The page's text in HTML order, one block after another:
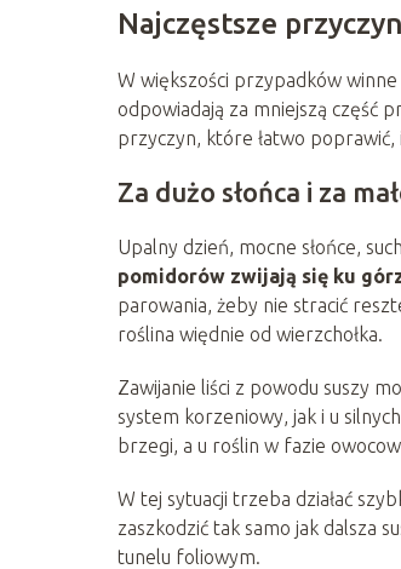
Najczęstsze
W większości przypadków
odpowiadają za mniejszą część
przyczyn, które łatwo
Za dużo słońca i za
Upalny dzień, mocne słońce,
pomidorów zwijają się ku
parowania, żeby nie stracić
roślina więdnie od wierzchołka.
Zawijanie liści z powodu suszy
system korzeniowy, jak i u
brzegi, a u roślin w fazie
W tej sytuacji trzeba działać
zaszkodzić tak samo jak dalsza
tunelu foliowym.